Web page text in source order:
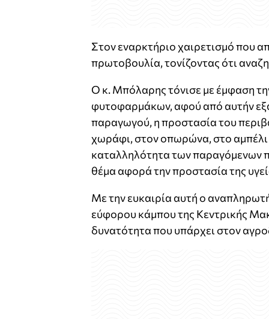
Στον εναρκτήριο χαιρετισμό που
πρωτοβουλία, τονίζοντας ότι
Ο κ. Μπόλαρης τόνισε με έμφαση
φυτοφαρμάκων, αφού από αυτήν
παραγωγού, η προστασία του
χωράφι, στον οπωρώνα, στο αμπέλι
καταλληλότητα των παραγόμενων
θέμα αφορά την προστασία της
Με την ευκαιρία αυτή ο
εύφορου κάμπου της Κεντρικής
δυνατότητα που υπάρχει στον